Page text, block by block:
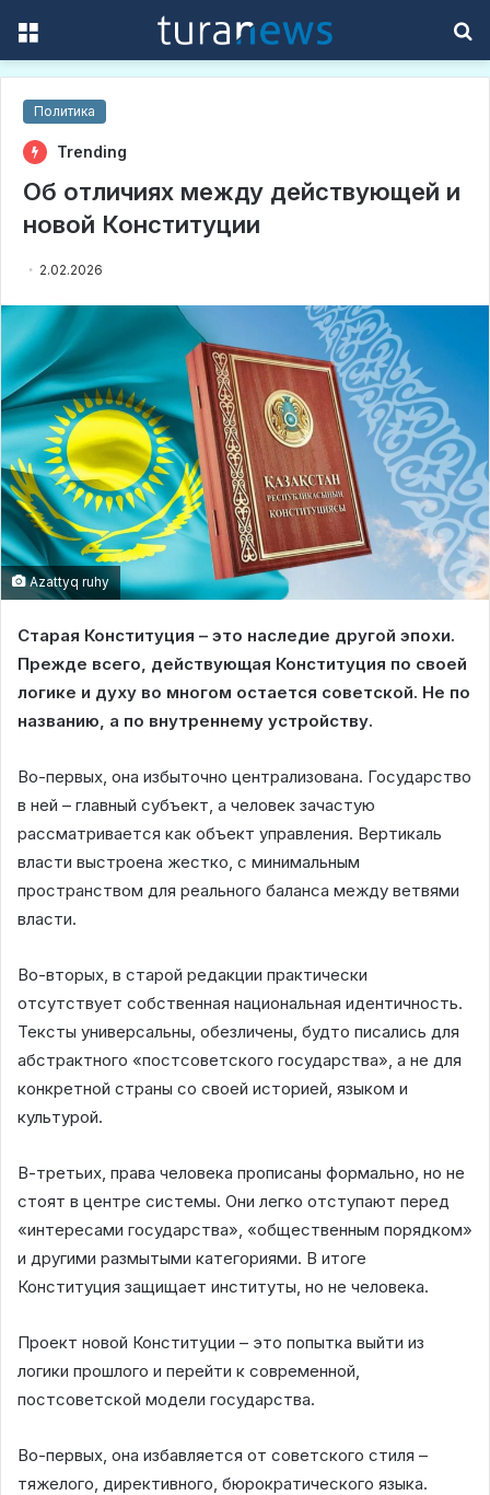
Политика
Trending
Об отличиях между действующей и
новой Конституции
2.02.2026
Azattyq ruhy
Старая Конституция – это наследие другой эпохи.
Прежде всего, действующая Конституция по своей
логике и духу во многом остается советской. Не по
названию, а по внутреннему устройству.
Во-первых, она избыточно централизована. Государство
в ней – главный субъект, а человек зачастую
рассматривается как объект управления. Вертикаль
власти выстроена жестко, с минимальным
пространством для реального баланса между ветвями
власти.
Во-вторых, в старой редакции практически
отсутствует собственная национальная идентичность.
Тексты универсальны, обезличены, будто писались для
абстрактного «постсоветского государства», а не для
конкретной страны со своей историей, языком и
культурой.
В-третьих, права человека прописаны формально, но не
стоят в центре системы. Они легко отступают перед
«интересами государства», «общественным порядком»
и другими размытыми категориями. В итоге
Конституция защищает институты, но не человека.
Проект новой Конституции – это попытка выйти из
логики прошлого и перейти к современной,
постсоветской модели государства.
Во-первых, она избавляется от советского стиля –
тяжелого, директивного, бюрократического языка.